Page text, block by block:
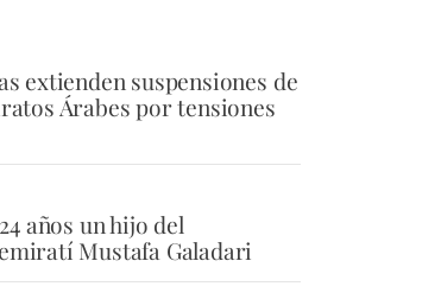
extienden suspensiones de
Árabes por tensiones
años un hijo del
Mustafa Galadari